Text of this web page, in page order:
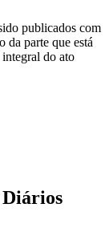
publicados com
da parte que está
integral do ato
Diários